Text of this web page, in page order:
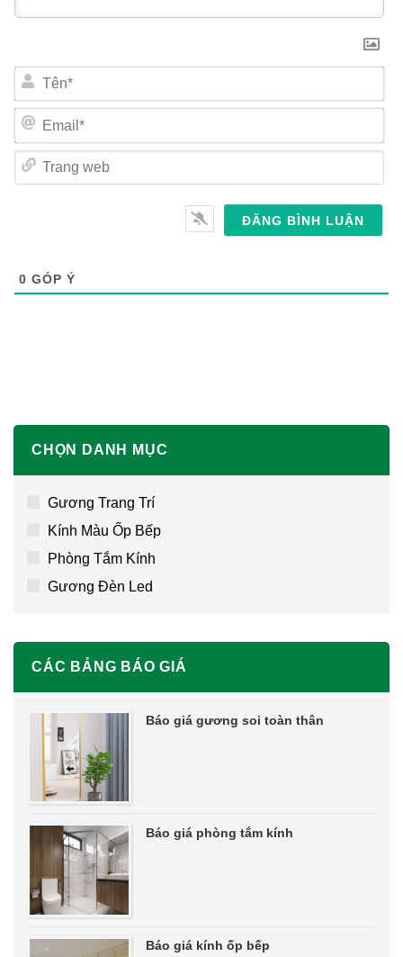
CHỌN DANH MỤC
Gương Trang Trí
Kính Màu Ốp Bếp
Phòng Tắm Kính
Gương Đèn Led
CÁC BẢNG BÁO GIÁ
Báo giá gương soi toàn thân
Báo giá phòng tắm kính
Báo giá kính ốp bếp
Tên*
Email*
0 GÓP Ý